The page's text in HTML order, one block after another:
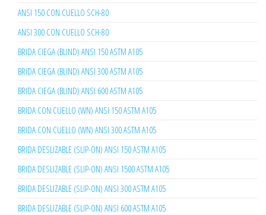
ANSI 150 CON CUELLO SCH-80
ANSI 300 CON CUELLO SCH-80
BRIDA CIEGA (BLIND) ANSI 150 ASTM A105
BRIDA CIEGA (BLIND) ANSI 300 ASTM A105
BRIDA CIEGA (BLIND) ANSI 600 ASTM A105
BRIDA CON CUELLO (WN) ANSI 150 ASTM A105
BRIDA CON CUELLO (WN) ANSI 300 ASTM A105
BRIDA DESLIZABLE (SLIP-ON) ANSI 150 ASTM A105
BRIDA DESLIZABLE (SLIP-ON) ANSI 1500 ASTM A105
BRIDA DESLIZABLE (SLIP-ON) ANSI 300 ASTM A105
BRIDA DESLIZABLE (SLIP-ON) ANSI 600 ASTM A105